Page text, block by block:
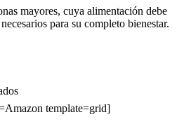
mayores, cuya alimentación debe
para su completo bienestar.
template=grid]